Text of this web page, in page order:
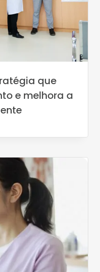
que
e melhora a